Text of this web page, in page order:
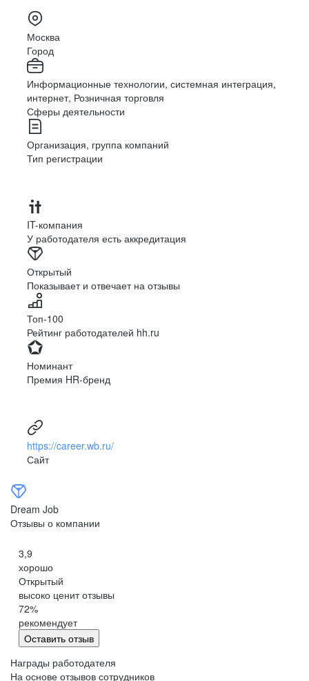
Москва
Город
Информационные технологии, системная интеграция,
интернет, Розничная торговля
Сферы деятельности
Организация, группа компаний
Тип регистрации
IT-компания
У работодателя есть аккредитация
Открытый
Показывает и отвечает на отзывы
Топ-100
Рейтинг работодателей hh.ru
Номинант
Премия HR-бренд
https://career.wb.ru/
Сайт
Dream Job
Отзывы о компании
3,9
хорошо
Открытый
высоко ценит отзывы
72%
рекомендует
Оставить отзыв
Награды работодателя
На основе отзывов сотрудников